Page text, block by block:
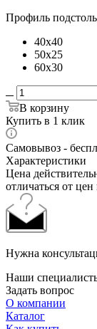
Профиль
40x40
50x25
60x30
В корзину
Купить в 1 клик
Самовывоз -
Характеристики
Цена
отличаться от
Нужна
Наши
Задать вопрос
О компании
Каталог